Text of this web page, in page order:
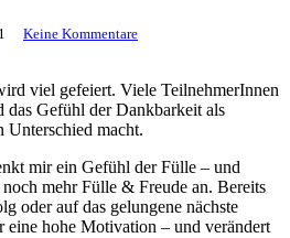
Keine Kommentare
viel gefeiert. Viele TeilnehmerInnen
das Gefühl der Dankbarkeit als
Unterschied macht.
mir ein Gefühl der Fülle – und
mehr Fülle & Freude an. Bereits
oder auf das gelungene nächste
eine hohe Motivation – und verändert